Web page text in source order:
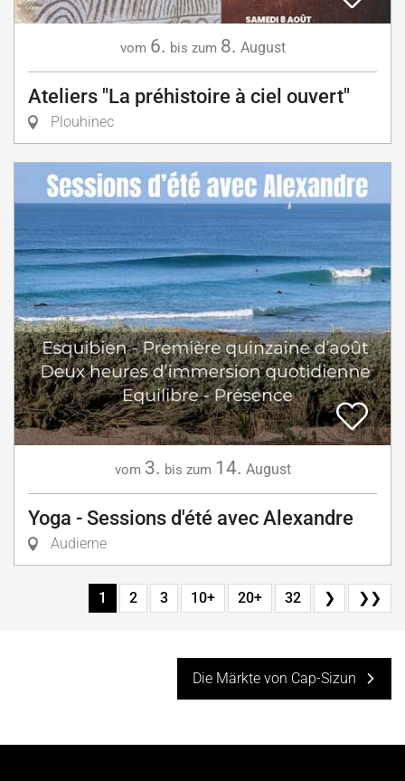
vom 6. bis zum 8. August
Ateliers "La préhistoire à ciel ouvert"
Plouhinec
vom 3. bis zum 14. August
Yoga - Sessions d'été avec Alexandre
Audierne
1 2 3 10+ 20+ 32 ❯ ❯❯
Die Märkte von Cap-Sizun